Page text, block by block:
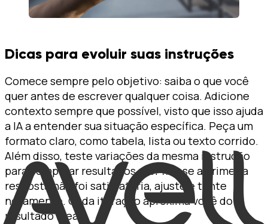
Dicas para evoluir suas instruções
Comece sempre pelo objetivo: saiba o que você
quer antes de escrever qualquer coisa. Adicione
contexto sempre que possível, visto que isso ajuda
a IA a entender sua situação específica. Peça um
formato claro, como tabela, lista ou texto corrido.
Além disso, teste variações da mesma instrução
para comparar resultados. Por fim, se a primeira
resposta não foi satisfatória, ajuste e tente
novamente. Cada iteração aproxima você do
resultado ideal.